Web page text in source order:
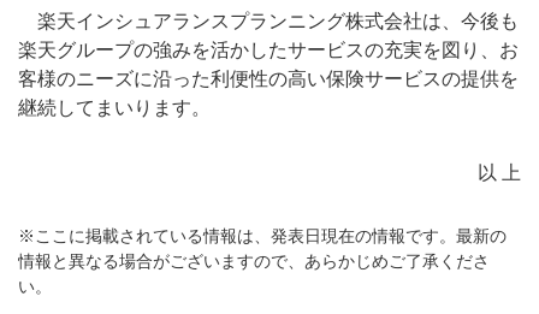
楽天インシュアランスプランニング株式会社は、今後も
楽天グループの強みを活かしたサービスの充実を図り、お
客様のニーズに沿った利便性の高い保険サービスの提供を
継続してまいります。
以 上
※ここに掲載されている情報は、発表日現在の情報です。最新の
情報と異なる場合がございますので、あらかじめご了承くださ
い。